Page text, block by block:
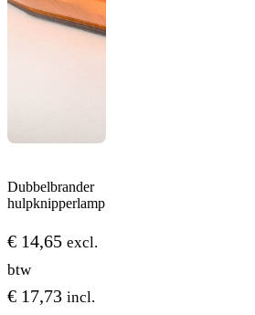
Dubbelbrander
hulpknipperlamp
€ 14,65 excl.
btw
€ 17,73 incl.